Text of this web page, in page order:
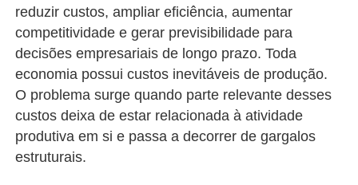
reduzir custos, ampliar eficiência, aumentar
competitividade e gerar previsibilidade para
decisões empresariais de longo prazo. Toda
economia possui custos inevitáveis de produção.
O problema surge quando parte relevante desses
custos deixa de estar relacionada à atividade
produtiva em si e passa a decorrer de gargalos
estruturais.